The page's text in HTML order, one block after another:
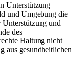
Unterstützung
und Umgebung die
Unterstützung und
des
Haltung nicht
aus gesundheitlichen